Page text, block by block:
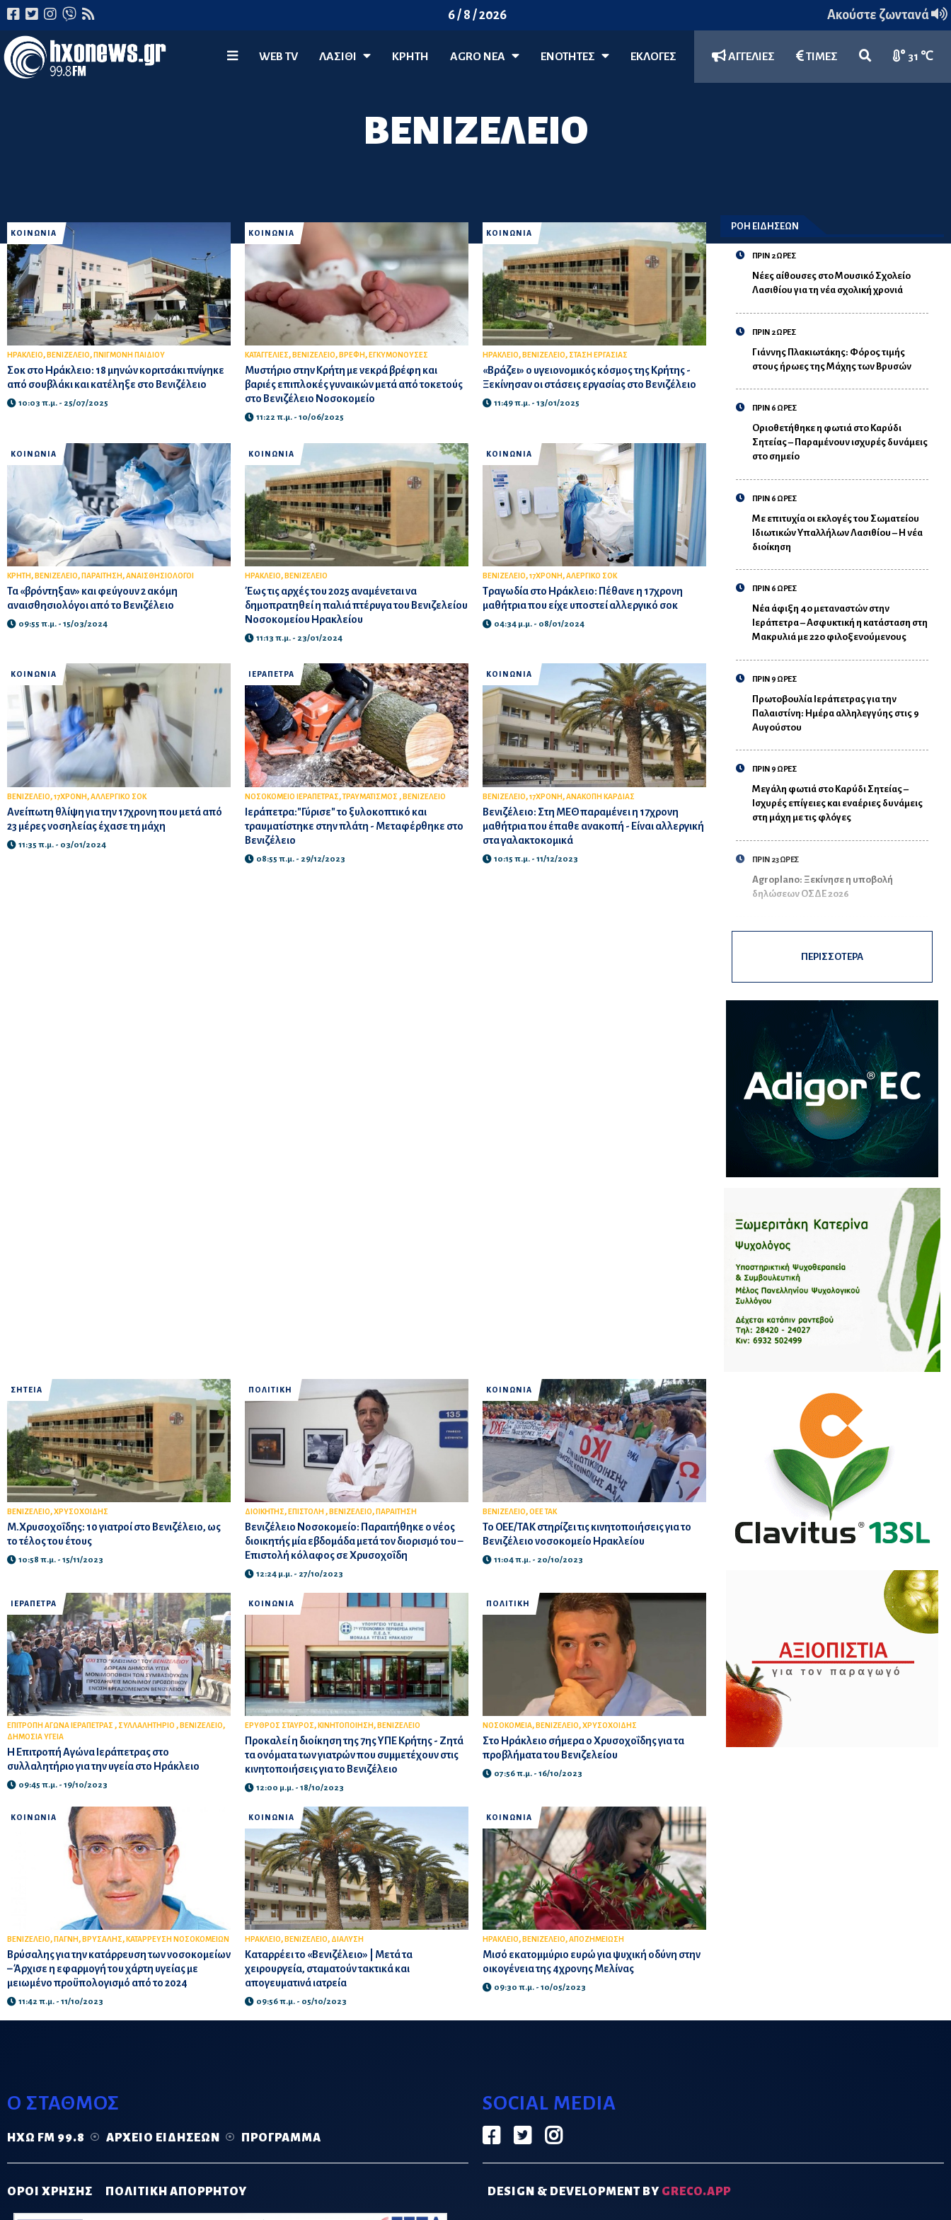
6 / 8 / 2026 Ακούστε ζωντανά
WEB TV ΛΑΣΊΘΙ ΚΡΗΤΗ AGRO ΝΈΑ ΕΝΟΤΗΤΕΣ ΕΚΛΟΓΕΣ ΑΓΓΕΛΙΕΣ ΤΙΜΕΣ 31 ℃
ΒΕΝΙΖΕΛΕΙΟ
ΚΟΙΝΩΝΙΑ
ΗΡΑΚΛΕΙΟ, ΒΕΝΙΖΕΛΕΙΟ, ΠΝΙΓΜΟΝΗ ΠΑΙΔΙΟΥ
Σοκ στο Ηράκλειο: 18 μηνών κοριτσάκι πνίγηκε
από σουβλάκι και κατέληξε στο Βενιζέλειο
10:03 π.μ. - 25/07/2025
ΚΟΙΝΩΝΙΑ
ΚΑΤΑΓΓΕΛΙΕΣ, ΒΕΝΙΖΕΛΕΙΟ, ΒΡΕΦΗ, ΕΓΚΥΜΟΝΟΥΣΕΣ
Μυστήριο στην Κρήτη με νεκρά βρέφη και
βαριές επιπλοκές γυναικών μετά από τοκετούς
στο Βενιζέλειο Νοσοκομείο
11:22 π.μ. - 10/06/2025
ΚΟΙΝΩΝΙΑ
ΗΡΑΚΛΕΙΟ, ΒΕΝΙΖΕΛΕΙΟ, ΣΤΑΣΗ ΕΡΓΑΣΙΑΣ
«Βράζει» ο υγειονομικός κόσμος της Κρήτης -
Ξεκίνησαν οι στάσεις εργασίας στο Βενιζέλειο
11:49 π.μ. - 13/01/2025
ΚΟΙΝΩΝΙΑ
ΚΡΗΤΗ, ΒΕΝΙΖΕΛΕΙΟ, ΠΑΡΑΙΤΗΣΗ,ΑΝΑΙΣΘΗΣΙΟΛΟΓΟΙ
Τα «βρόντηξαν» και φεύγουν 2 ακόμη
αναισθησιολόγοι από το Βενιζέλειο
09:55 π.μ. - 15/03/2024
ΚΟΙΝΩΝΙΑ
ΗΡΑΚΛΕΙΟ, ΒΕΝΙΖΕΛΕΙΟ
Έως τις αρχές του 2025 αναμένεται να
δημοπρατηθεί η παλιά πτέρυγα του Βενιζελείου
Νοσοκομείου Ηρακλείου
11:13 π.μ. - 23/01/2024
ΚΟΙΝΩΝΙΑ
ΒΕΝΙΖΕΛΕΙΟ,17ΧΡΟΝΗ,ΑΛΕΡΓΙΚΟ ΣΟΚ
Τραγωδία στο Ηράκλειο: Πέθανε η 17χρονη
μαθήτρια που είχε υποστεί αλλεργικό σοκ
04:34 μ.μ. - 08/01/2024
ΚΟΙΝΩΝΙΑ
ΒΕΝΙΖΕΛΕΙΟ,17ΧΡΟΝΗ,ΑΛΛΕΡΓΙΚΟ ΣΟΚ
Ανείπωτη θλίψη για την 17χρονη που μετά από
23 μέρες νοσηλείας έχασε τη μάχη
11:35 π.μ. - 03/01/2024
ΙΕΡΑΠΕΤΡΑ
ΝΟΣΟΚΟΜΕΙΟ ΙΕΡΑΠΕΤΡΑΣ,ΤΡΑΥΜΑΤΙΣΜΟΣ , ΒΕΝΙΖΕΛΕΙΟ
Ιεράπετρα:"Γύρισε" το ξυλοκοπτικό και
τραυματίστηκε στην πλάτη - Μεταφέρθηκε στο
Βενιζέλειο
08:55 π.μ. - 29/12/2023
ΚΟΙΝΩΝΙΑ
ΒΕΝΙΖΕΛΕΙΟ,17ΧΡΟΝΗ,ΑΝΑΚΟΠΗ ΚΑΡΔΙΑΣ
Βενιζέλειο: Στη ΜΕΘ παραμένει η 17χρονη
μαθήτρια που έπαθε ανακοπή - Είναι αλλεργική
στα γαλακτοκομικά
10:15 π.μ. - 11/12/2023
ΡΟΗ ΕΙΔΗΣΕΩΝ
ΠΡΙΝ 2 ΩΡΕΣ
Νέες αίθουσες στο Μουσικό Σχολείο
Λασιθίου για τη νέα σχολική χρονιά
ΠΡΙΝ 2 ΩΡΕΣ
Γιάννης Πλακιωτάκης: Φόρος τιμής
στους ήρωες της Μάχης των Βρυσών
ΠΡΙΝ 6 ΩΡΕΣ
Οριοθετήθηκε η φωτιά στο Καρύδι
Σητείας – Παραμένουν ισχυρές δυνάμεις
στο σημείο
ΠΡΙΝ 6 ΩΡΕΣ
Με επιτυχία οι εκλογές του Σωματείου
Ιδιωτικών Υπαλλήλων Λασιθίου – Η νέα
διοίκηση
ΠΡΙΝ 6 ΩΡΕΣ
Νέα άφιξη 40 μεταναστών στην
Ιεράπετρα – Ασφυκτική η κατάσταση στη
Μακρυλιά με 220 φιλοξενούμενους
ΠΡΙΝ 9 ΩΡΕΣ
Πρωτοβουλία Ιεράπετρας για την
Παλαιστίνη: Ημέρα αλληλεγγύης στις 9
Αυγούστου
ΠΡΙΝ 9 ΩΡΕΣ
Μεγάλη φωτιά στο Καρύδι Σητείας –
Ισχυρές επίγειες και εναέριες δυνάμεις
στη μάχη με τις φλόγες
ΠΡΙΝ 23 ΩΡΕΣ
Agroplano: Ξεκίνησε η υποβολή
δηλώσεων ΟΣΔΕ 2026
ΠΕΡΙΣΣΟΤΕΡΑ
ΣΗΤΕΙΑ
ΒΕΝΙΖΕΛΕΙΟ,ΧΡΥΣΟΧΟΙΔΗΣ
Μ.Χρυσοχοΐδης: 10 γιατροί στο Βενιζέλειο, ως
το τέλος του έτους
10:58 π.μ. - 15/11/2023
ΠΟΛΙΤΙΚΗ
ΔΙΟΙΚΗΤΗΣ, ΕΠΙΣΤΟΛΗ , ΒΕΝΙΖΕΛΕΙΟ, ΠΑΡΑΙΤΗΣΗ
Βενιζέλειο Νοσοκομείο: Παραιτήθηκε ο νέος
διοικητής μία εβδομάδα μετά τον διορισμό του –
Επιστολή κόλαφος σε Χρυσοχοΐδη
12:24 μ.μ. - 27/10/2023
ΚΟΙΝΩΝΙΑ
ΒΕΝΙΖΕΛΕΙΟ,ΟΕΕ ΤΑΚ
Το ΟΕΕ/ΤΑΚ στηρίζει τις κινητοποιήσεις για το
Βενιζέλειο νοσοκομείο Ηρακλείου
11:04 π.μ. - 20/10/2023
ΙΕΡΑΠΕΤΡΑ
ΕΠΙΤΡΟΠΗ ΑΓΩΝΑ ΙΕΡΑΠΕΤΡΑΣ , ΣΥΛΛΑΛΗΤΗΡΙΟ , ΒΕΝΙΖΕΛΕΙΟ,
ΔΗΜΟΣΙΑ ΥΓΕΙΑ
Η Επιτροπή Αγώνα Ιεράπετρας στο
συλλαλητήριο για την υγεία στο Ηράκλειο
09:45 π.μ. - 19/10/2023
ΚΟΙΝΩΝΙΑ
ΕΡΥΘΡΟΣ ΣΤΑΥΡΟΣ, ΚΙΝΗΤΟΠΟΙΗΣΗ, ΒΕΝΙΖΕΛΕΙΟ
Προκαλεί η διοίκηση της 7ης ΥΠΕ Κρήτης - Ζητά
τα ονόματα των γιατρών που συμμετέχουν στις
κινητοποιήσεις για το Βενιζέλειο
12:00 μ.μ. - 18/10/2023
ΠΟΛΙΤΙΚΗ
ΝΟΣΟΚΟΜΕΙΑ, ΒΕΝΙΖΕΛΕΙΟ,ΧΡΥΣΟΧΟΙΔΗΣ
Στο Ηράκλειο σήμερα ο Χρυσοχοΐδης για τα
προβλήματα του Βενιζελείου
07:56 π.μ. - 16/10/2023
ΚΟΙΝΩΝΙΑ
ΒΕΝΙΖΕΛΕΙΟ, ΠΑΓΝΗ, ΒΡΥΣΑΛΗΣ, ΚΑΤΑΡΡΕΥΣΗ ΝΟΣΟΚΟΜΕΙΩΝ
Βρύσαλης για την κατάρρευση των νοσοκομείων
– Άρχισε η εφαρμογή του χάρτη υγείας με
μειωμένο προϋπολογισμό από το 2024
11:42 π.μ. - 11/10/2023
ΚΟΙΝΩΝΙΑ
ΗΡΑΚΛΕΙΟ, ΒΕΝΙΖΕΛΕΙΟ, ΔΙΑΛΥΣΗ
Καταρρέει το «Βενιζέλειο» | Μετά τα
χειρουργεία, σταματούν τακτικά και
απογευματινά ιατρεία
09:56 π.μ. - 05/10/2023
ΚΟΙΝΩΝΙΑ
ΗΡΑΚΛΕΙΟ, ΒΕΝΙΖΕΛΕΙΟ,ΑΠΟΖΗΜΕΙΩΣΗ
Μισό εκατομμύριο ευρώ για ψυχική οδύνη στην
οικογένεια της 4χρονης Μελίνας
09:30 π.μ. - 10/05/2023
Ο ΣΤΑΘΜΟΣ
ΗΧΏ FM 99.8 ΑΡΧΕΊΟ ΕΙΔΉΣΕΩΝ ΠΡΌΓΡΑΜΜΑ
SOCIAL MEDIA
ΟΡΟΙ ΧΡΗΣΗΣ ΠΟΛΙΤΙΚΗ ΑΠΟΡΡΗΤΟΥ DESIGN & DEVELOPMENT BY GRECO.APP